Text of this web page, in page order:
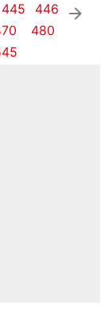
445
446
480
arrow_right